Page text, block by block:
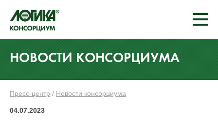
НОВОСТИ КОНСОРЦИУМА
Пресс-центр / Новости консорциума
04.07.2023